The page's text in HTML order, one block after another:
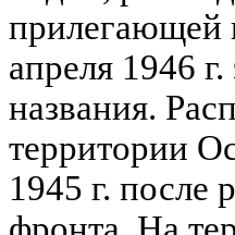
прилегающей
апреля 1946
названия.
территории
1945 г. после